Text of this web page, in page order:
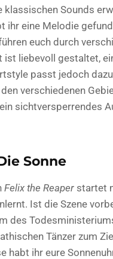
klassischen Sounds
ihr eine Melodie
euch durch
ist liebevoll gestaltet,
passt jedoch
verschiedenen
sichtversperrendes
Sonne
Felix the Reaper startet
Ist die Szene
des
Tänzer zum
habt ihr eure